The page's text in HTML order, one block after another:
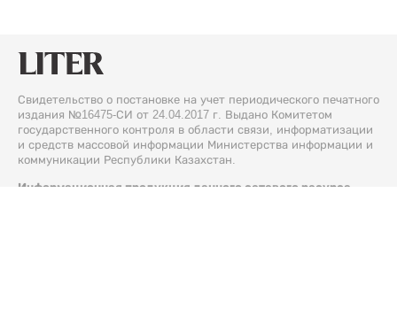
Свидетельство о постановке на учет периодического печатного
издания №16475-СИ от 24.04.2017 г. Выдано Комитетом
государственного контроля в области связи, информатизации
и средств массовой информации Министерства информации и
коммуникации Республики Казахстан.
Информационная продукция данного сетевого ресурса